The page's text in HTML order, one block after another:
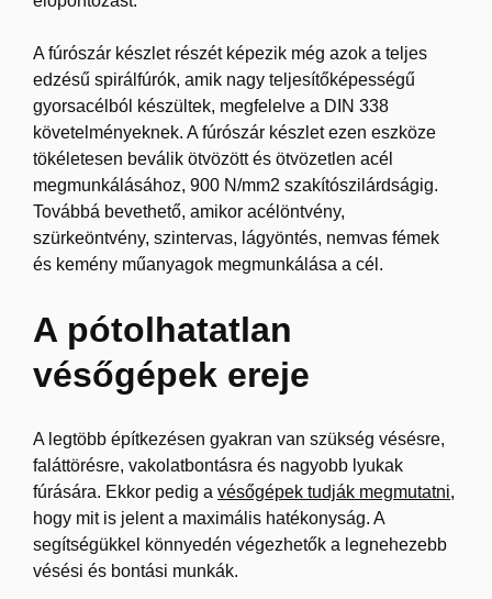
A fúrószár készlet részét képezik még azok a teljes
edzésű spirálfúrók, amik nagy teljesítőképességű
gyorsacélból készültek, megfelelve a DIN 338
követelményeknek. A fúrószár készlet ezen eszköze
tökéletesen beválik ötvözött és ötvözetlen acél
megmunkálásához, 900 N/mm2 szakítószilárdságig.
Továbbá bevethető, amikor acélöntvény,
szürkeöntvény, szintervas, lágyöntés, nemvas fémek
és kemény műanyagok megmunkálása a cél.
A pótolhatatlan
vésőgépek ereje
A legtöbb építkezésen gyakran van szükség vésésre,
faláttörésre, vakolatbontásra és nagyobb lyukak
fúrására. Ekkor pedig a vésőgépek tudják megmutatni,
hogy mit is jelent a maximális hatékonyság. A
segítségükkel könnyedén végezhetők a legnehezebb
vésési és bontási munkák.